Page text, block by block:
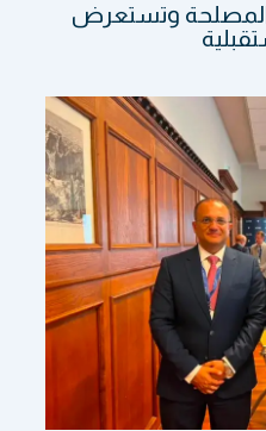
المصلحة وتستعرض